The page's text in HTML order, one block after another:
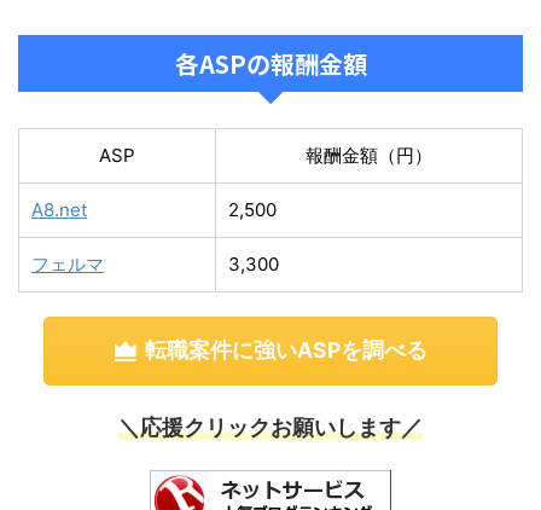
各ASPの報酬金額
ASP 報酬金額（円）
A8.net 2,500
フェルマ 3,300
転職案件に強いASPを調べる
＼応援クリックお願いします／